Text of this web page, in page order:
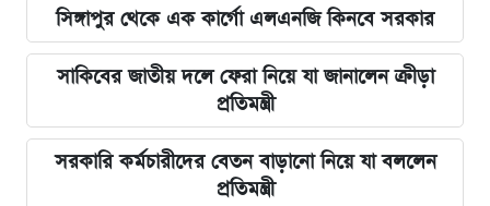
সিঙ্গাপুর থেকে এক কার্গো এলএনজি কিনবে সরকার
সাকিবের জাতীয় দলে ফেরা নিয়ে যা জানালেন ক্রীড়া
প্রতিমন্ত্রী
সরকারি কর্মচারীদের বেতন বাড়ানো নিয়ে যা বললেন
প্রতিমন্ত্রী